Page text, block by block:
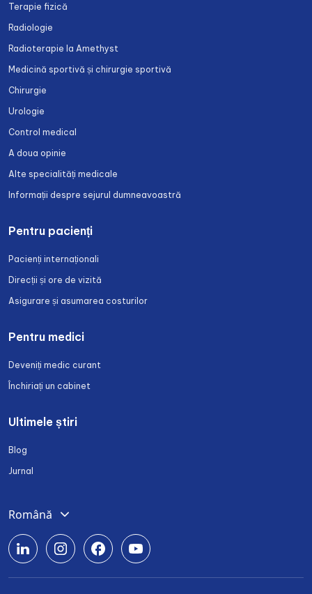
Terapie fizică
Radiologie
Radioterapie la Amethyst
Medicină sportivă și chirurgie sportivă
Chirurgie
Urologie
Control medical
A doua opinie
Alte specialități medicale
Informații despre sejurul dumneavoastră
Pentru pacienți
Pacienți internaționali
Direcții și ore de vizită
Asigurare și asumarea costurilor
Pentru medici
Deveniți medic curant
Închiriați un cabinet
Ultimele știri
Blog
Jurnal
Română
Deutsch
English